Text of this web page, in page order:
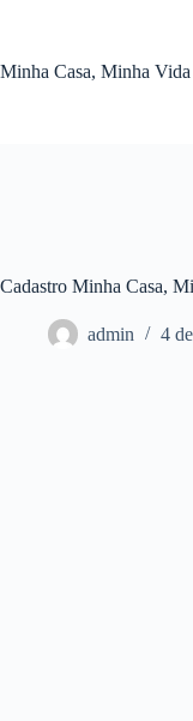
conteúdo
Minha Casa, Minha
Cadastro Minha Casa,
admin 4